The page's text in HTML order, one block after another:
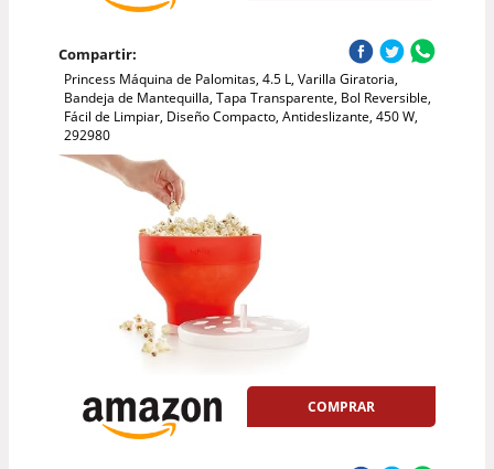
Compartir:
Princess Máquina de Palomitas, 4.5 L, Varilla Giratoria,
Bandeja de Mantequilla, Tapa Transparente, Bol Reversible,
Fácil de Limpiar, Diseño Compacto, Antideslizante, 450 W,
292980
COMPRAR